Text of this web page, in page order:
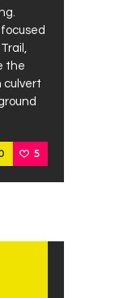
the
culvert
5